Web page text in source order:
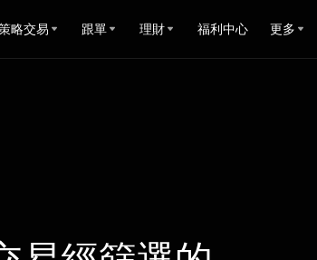
略交易 跟單 理財 福利中心 更多